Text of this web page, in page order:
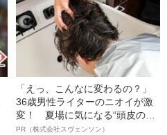
「えっ、こんなに変わるの？」
36歳男性ライターのニオイが激
変！ 夏場に気になる“頭皮のニ
オイ”や“ベタつき”を解消す
PR（株式会社スヴェンソン）